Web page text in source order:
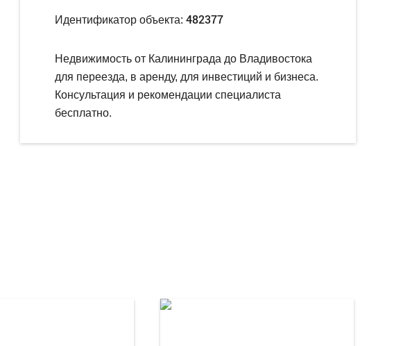
Идентификатор объекта: 482377
Недвижимость от Калининграда до Владивостока
для переезда, в аренду, для инвестиций и бизнеса.
Консультация и рекомендации специалиста
бесплатно.